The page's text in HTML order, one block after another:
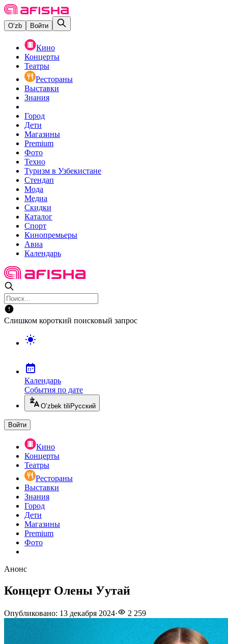
O‘zb Войти
Кино
Концерты
Театры
Рестораны
Выставки
Знания
Город
Дети
Магазины
Premium
Фото
Техно
Туризм в Узбекистане
Стендап
Мода
Медиа
Скидки
Каталог
Спорт
Кинопремьеры
Авиа
Календарь
Слишком короткий поисковый запрос
Календарь
События по дате
O’zbek tili Русский
Войти
Кино
Концерты
Театры
Рестораны
Выставки
Знания
Город
Дети
Магазины
Premium
Фото
Анонс
Концерт Олены Уутай
Опубликовано: 13 декабря 2024· 2 259